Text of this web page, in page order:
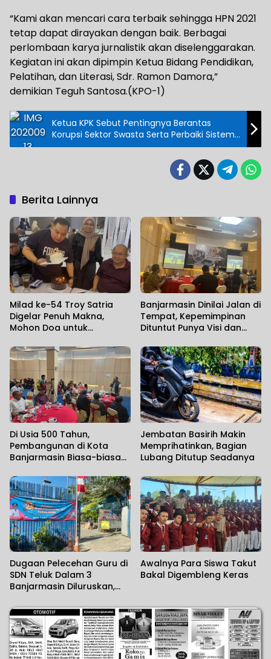
“Kami akan mencari cara terbaik sehingga HPN 2021
tetap dapat dirayakan dengan baik. Berbagai
perlombaan karya jurnalistik akan diselenggarakan.
Kegiatan ini akan dipimpin Ketua Bidang Pendidikan,
Pelatihan, dan Literasi, Sdr. Ramon Damora,”
demikian Teguh Santosa.(KPO-1)
Ketua KPK Sebut Pentingnya Berantas
Korupsi Sektor Swasta Serta Perbaiki Sistem
Politik dan Pilkada
Berita Lainnya
Milad ke-54 Troy Satria
Digelar Penuh Makna,
Mohon Doa untuk
Post
Banjarmasin Dinilai Jalan di
Tempat, Kepemimpinan
Dituntut Punya Visi dan
Di Usia 500 Tahun,
Pembangunan di Kota
Banjarmasin Biasa-biasa
Jembatan Basirih Makin
Memprihatinkan, Bagian
Lubang Ditutup Seadanya
Dugaan Pelecehan Guru di
SDN Teluk Dalam 3
Banjarmasin Diluruskan,
Paham
Awalnya Para Siswa Takut
Bakal Digembleng Keras